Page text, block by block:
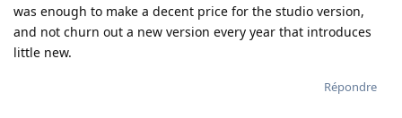
was enough to make a decent price for the studio version,
and not churn out a new version every year that introduces
little new.
Répondre